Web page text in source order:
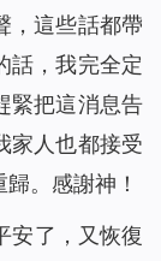
，這些話都帶
話，我完全定
緊把這消息告
家人也都接受
。感謝神！
安了，又恢復